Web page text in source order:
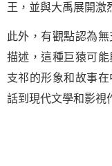
王，並與大禹展開激
此外，有觀點認為
描述，這種巨猿可
支祁的形象和故事
話到現代文學和影視